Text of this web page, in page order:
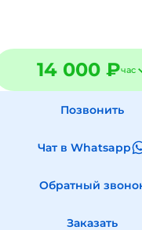
14 000 ₽час
Позвонить
Чат в Whatsapp
Обратный
Заказать